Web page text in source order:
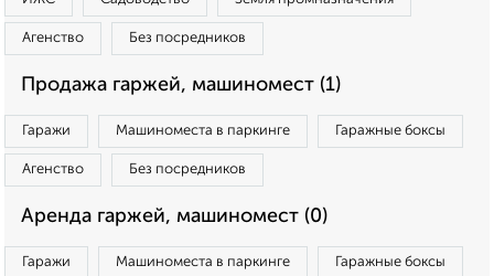
Агенство Без посредников
Продажа гаржей, машиномест (1)
Гаражи Машиноместа в паркинге Гаражные боксы
Агенство Без посредников
Аренда гаржей, машиномест (0)
Гаражи Машиноместа в паркинге Гаражные боксы